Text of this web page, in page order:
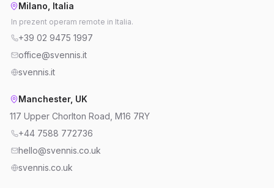
Milano, Italia
In prezent operam remote in Italia.
+39 02 9475 1997
office@svennis.it
svennis.it
Manchester, UK
117 Upper Chorlton Road, M16 7RY
+44 7588 772736
hello@svennis.co.uk
svennis.co.uk